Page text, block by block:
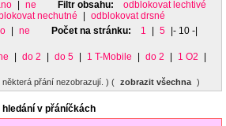
ne Filtr obsahu:
odblokovat lechtivé
nechutné
odblokovat drsné
ne Počet na stránku: 1 5
|- 10 -|
do 2 do 5 1 T-Mobile do 2 1 O2
přání nezobrazují. ) ( zobrazit všechna )
hledání v přáníčkách